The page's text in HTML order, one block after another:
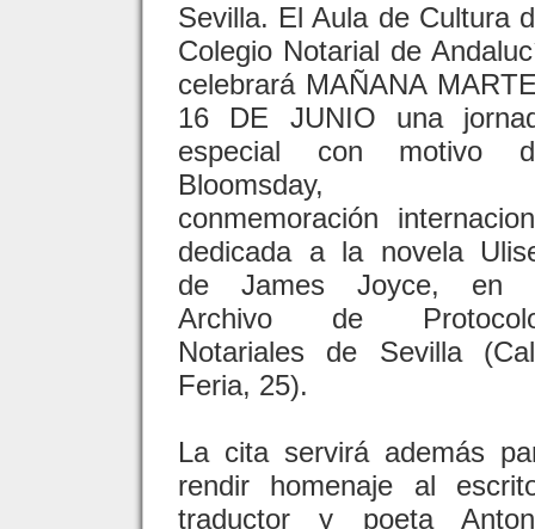
Sevilla. El Aula de Cultura
Colegio Notarial de
celebrará MAÑANA
16 DE JUNIO una
especial con motivo
Bloomsday,
conmemoración
dedicada a la novela
de James Joyce, en
Archivo de
Notariales de Sevilla
Feria, 25).
La cita servirá además
rendir homenaje al
traductor y poeta